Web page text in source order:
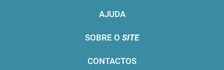
AJUDA
SOBRE O SITE
CONTACTOS